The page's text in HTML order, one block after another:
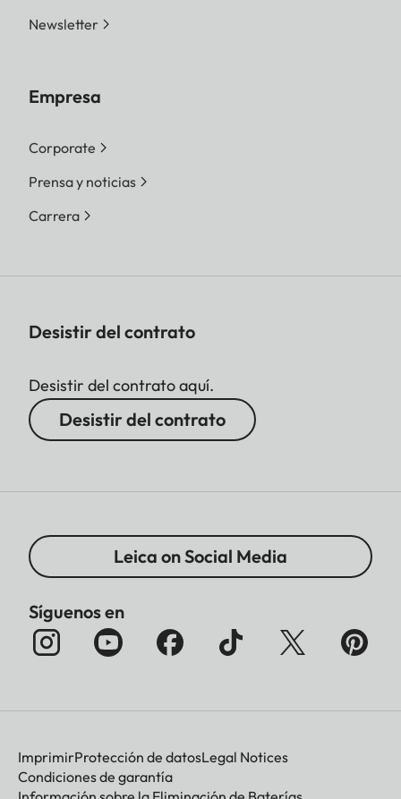
Newsletter
Empresa
Corporate
Prensa y noticias
Carrera
Desistir del contrato
Desistir del contrato aquí.
Desistir del contrato
Leica on Social Media
Síguenos en
ImprimirProtección de datosLegal Notices
Condiciones de garantía